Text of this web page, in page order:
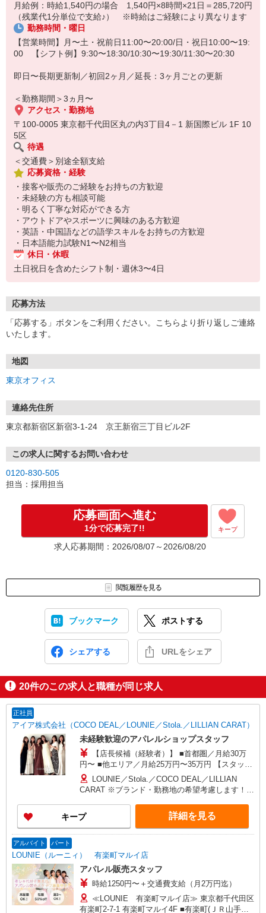
また、海外からのお客様も来店されるため、英語や中国語を使用し
た接客対応をお願いする場合もありますが、
フォロー体制がしっかり整っていますので、安心してお仕事をスタ
ートできます。
月給例：時給1,540円の場合 1,540円×8時間×21日＝285,720円
（残業代1分単位で支給♪） ※時給はご経験により異なります
勤務時間・曜日
【営業時間】月〜土・祝前日11:00〜20:00/日・祝日10:00〜19:
00 【シフト例】9:30〜18:30/10:30〜19:30/11:30〜20:30
即日〜長期更新制／初回2ヶ月／延長：3ヶ月ごとの更新
＜勤務期間＞3ヵ月〜
アクセス・勤務地
〒100-0005 東京都千代田区丸の内3丁目4－1 新国際ビル 1F 10
5区
待遇
＜交通費＞別途全額支給
応募資格・経験
・接客や販売のご経験をお持ちの方歓迎
・未経験の方も相談可能
・明るく丁寧な対応ができる方
・アウトドアやスポーツに興味のある方歓迎
・英語・中国語などの語学スキルをお持ちの方歓迎
・日本語能力試験N1〜N2相当
休日・休暇
土日祝日を含めたシフト制・週休3〜4日
応募方法
「応募する」ボタンをご利用ください。こちらより折り返しご連絡
いたします。
地図
東京オフィス
連絡先住所
東京都新宿区新宿3-1-24 京王新宿三丁目ビル2F
この求人に関するお問い合わせ
0120-830-505
担当：採用担当
応募画面へ進む
1分で応募完了!! キープ
求人応募期間：2026/08/07～2026/08/20
閲覧履歴を見る
ブックマーク ポストする
シェアする URLをシェア
20件のこの求人と職種が同じ求人
正社員
アイア株式会社（COCO DEAL／LOUNIE／Stola.／LILLIAN CARAT）
未経験歓迎のアパレルショップスタッフ
【店長候補（経験者）】 ■首都圏／月給30万
円〜 ■他エリア／月給25万円〜35万円 【スタッ
フ】 ■首都圏／月給24万3,800円〜40万円 ■大阪／
月給23万3,500円〜35万円 ■京都、兵庫、愛知、岐
阜、福岡／月給22万7,800円〜35万円 ■他エリア／
月給22万2,100円〜35万円 固定残業手当含む（1ヶ
月あたり20時間）※超過時は追加支給 首都圏エリ
ア：30,800円 大阪：29,500円 京都、兵庫、愛知、
考慮 ※試用期間3ヶ月も同条件（首都圏：店長候
補は月給27万円〜）
LOUNIE／Stola.／COCO DEAL／LILLIAN
CARAT ※ブランド・勤務地の希望考慮します！※
道、宮城（仙台）、愛知、大阪、兵庫、京都、和
歌山、岡山、広島、愛媛、福岡、長崎、宮崎、熊
本などの各店舗で募集しています。 【COCO
ルミネ池袋店／ルミネ横浜／ルミネ大宮店／ルミ
ネ有楽町店 ルミネ立川店／ルミネ町田店／池袋
PARCO店／東京スカイツリータウン・ソラマチ店
イクスピアリ店／イオンレイクタウン店／ジョイ
ナス店／テラスモール湘南店 タカシマヤ ゲートタ
ワーモール店／イオン大高SC店 なんばCITY店／
キープ 詳細を見る
アルバイト パート
LOUNIE（ルーニィ） 有楽町マルイ店
アパレル販売スタッフ
時給1250円〜＋交通費支給（月2万円迄）
≪LOUNIE 有楽町マルイ店≫ 東京都千代田区
有楽町2-7-1 有楽町マルイ4F ■有楽町(ＪＲ山手線)